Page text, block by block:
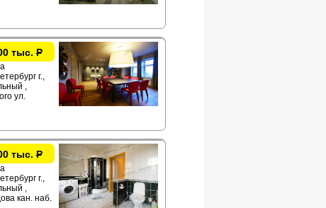
тыс.Р
г.,
,
ул.
тыс.Р
г.,
,
кан. наб.